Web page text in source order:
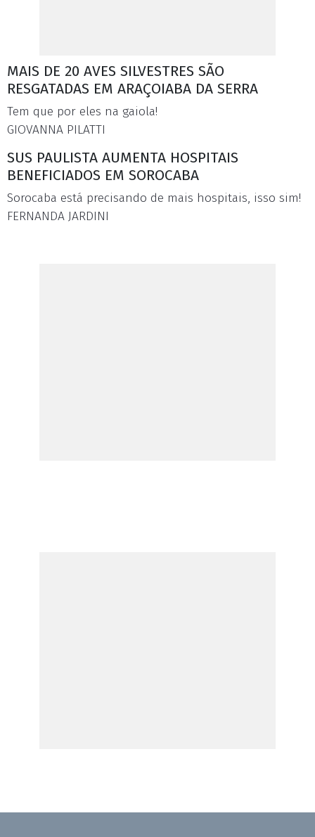
MAIS DE 20 AVES SILVESTRES SÃO
RESGATADAS EM ARAÇOIABA DA SERRA
Tem que por eles na gaiola!
GIOVANNA PILATTI
SUS PAULISTA AUMENTA HOSPITAIS
BENEFICIADOS EM SOROCABA
Sorocaba está precisando de mais hospitais, isso sim!
FERNANDA JARDINI